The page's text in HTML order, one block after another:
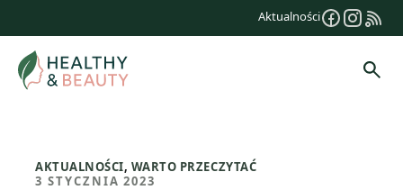
treści
Aktualności
AKTUALNOŚCI, WARTO PRZECZYTAĆ
3 STYCZNIA 2023